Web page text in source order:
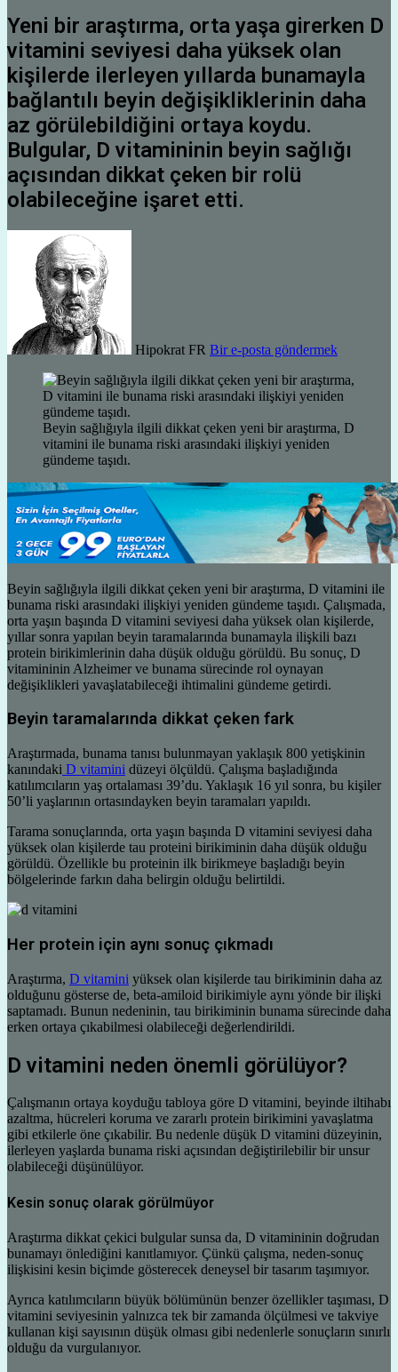
Yeni bir araştırma, orta yaşa girerken D
vitamini seviyesi daha yüksek olan
kişilerde ilerleyen yıllarda bunamayla
bağlantılı beyin değişikliklerinin daha
az görülebildiğini ortaya koydu.
Bulgular, D vitamininin beyin sağlığı
açısından dikkat çeken bir rolü
olabileceğine işaret etti.
Hipokrat FR Bir e-posta göndermek
Beyin sağlığıyla ilgili dikkat çeken yeni bir araştırma, D
vitamini ile bunama riski arasındaki ilişkiyi yeniden
gündeme taşıdı.
Beyin sağlığıyla ilgili dikkat çeken yeni bir araştırma, D vitamini ile
bunama riski arasındaki ilişkiyi yeniden gündeme taşıdı. Çalışmada,
orta yaşın başında D vitamini seviyesi daha yüksek olan kişilerde,
yıllar sonra yapılan beyin taramalarında bunamayla ilişkili bazı
protein birikimlerinin daha düşük olduğu görüldü. Bu sonuç, D
vitamininin Alzheimer ve bunama sürecinde rol oynayan
değişiklikleri yavaşlatabileceği ihtimalini gündeme getirdi.
Beyin taramalarında dikkat çeken fark
Araştırmada, bunama tanısı bulunmayan yaklaşık 800 yetişkinin
kanındaki D vitamini düzeyi ölçüldü. Çalışma başladığında
katılımcıların yaş ortalaması 39’du. Yaklaşık 16 yıl sonra, bu kişiler
50’li yaşlarının ortasındayken beyin taramaları yapıldı.
Tarama sonuçlarında, orta yaşın başında D vitamini seviyesi daha
yüksek olan kişilerde tau proteini birikiminin daha düşük olduğu
görüldü. Özellikle bu proteinin ilk birikmeye başladığı beyin
bölgelerinde farkın daha belirgin olduğu belirtildi.
Her protein için aynı sonuç çıkmadı
Araştırma, D vitamini yüksek olan kişilerde tau birikiminin daha az
olduğunu gösterse de, beta-amiloid birikimiyle aynı yönde bir ilişki
saptamadı. Bunun nedeninin, tau birikiminin bunama sürecinde daha
erken ortaya çıkabilmesi olabileceği değerlendirildi.
D vitamini neden önemli görülüyor?
Çalışmanın ortaya koyduğu tabloya göre D vitamini, beyinde iltihabı
azaltma, hücreleri koruma ve zararlı protein birikimini yavaşlatma
gibi etkilerle öne çıkabilir. Bu nedenle düşük D vitamini düzeyinin,
ilerleyen yaşlarda bunama riski açısından değiştirilebilir bir unsur
olabileceği düşünülüyor.
Kesin sonuç olarak görülmüyor
Araştırma dikkat çekici bulgular sunsa da, D vitamininin doğrudan
bunamayı önlediğini kanıtlamıyor. Çünkü çalışma, neden-sonuç
ilişkisini kesin biçimde gösterecek deneysel bir tasarım taşımıyor.
Ayrıca katılımcıların büyük bölümünün benzer özellikler taşıması, D
vitamini seviyesinin yalnızca tek bir zamanda ölçülmesi ve takviye
kullanan kişi sayısının düşük olması gibi nedenlerle sonuçların sınırlı
olduğu da vurgulanıyor.